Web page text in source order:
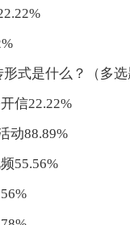
式是什么？（多
信22.22%
动88.89%
55.56%